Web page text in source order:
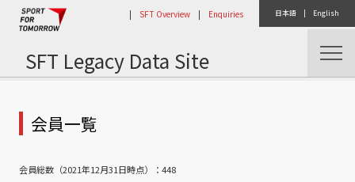
日本語 | English
| SFT Overview | Enquiries
SFT Legacy Data Site
トップ コンソーシアム活動
会員一覧
会員総数（2021年12月31日時点）：448